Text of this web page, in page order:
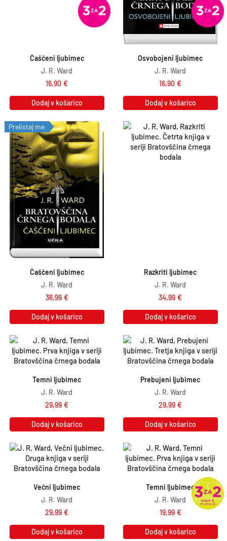
Čaščeni ljubimec
J. R. Ward
16,90 €
Dodaj v košarico
Osvobojeni ljubimec
J. R. Ward
16,90 €
Dodaj v košarico
Prelistaj me
Čaščeni ljubimec
J. R. Ward
36,99 €
Dodaj v košarico
Razkriti ljubimec
J. R. Ward
34,99 €
Dodaj v košarico
Temni ljubimec
J. R. Ward
29,99 €
Dodaj v košarico
Prebujeni ljubimec
J. R. Ward
29,99 €
Dodaj v košarico
Večni ljubimec
J. R. Ward
29,99 €
Dodaj v košarico
Temni ljubimec
J. R. Ward
19,99 €
Dodaj v košarico